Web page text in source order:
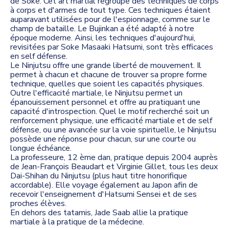
à corps et d'armes de tout type. Ces techniques étaient
auparavant utilisées pour de l'espionnage, comme sur le
champ de bataille. Le Bujinkan a été adapté à notre
époque moderne. Ainsi, les techniques d'aujourd'hui,
revisitées par Soke Masaaki Hatsumi, sont très efficaces
en self défense.
Le Ninjutsu offre une grande liberté de mouvement. Il
permet à chacun et chacune de trouver sa propre forme
technique, quelles que soient les capacités physiques.
Outre l'efficacité martiale, le Ninjutsu permet un
épanouissement personnel et offre au pratiquant une
capacité d'introspection. Quel le motif recherché soit un
renforcement physique, une efficacité martiale et de self
défense, ou une avancée sur la voie spirituelle, le Ninjutsu
possède une réponse pour chacun, sur une courte ou
longue échéance.
La professeure, 12 ème dan, pratique depuis 2004 auprès
de Jean-François Beaudart et Virginie Gillet, tous les deux
Dai-Shihan du Ninjutsu (plus haut titre honorifique
accordable). Elle voyage également au Japon afin de
recevoir l'enseignement d'Hatsumi Sensei et de ses
proches élèves.
En dehors des tatamis, Jade Saab allie la pratique
martiale à la pratique de la médecine.